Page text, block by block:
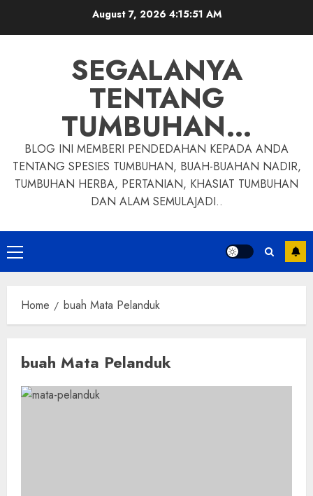
August 7, 2026 4:15:52 AM
SEGALANYA
TENTANG
TUMBUHAN…
BLOG INI MEMBERI PENDEDAHAN KEPADA ANDA
TENTANG SPESIES TUMBUHAN, BUAH-BUAHAN NADIR,
TUMBUHAN HERBA, PERTANIAN, KHASIAT TUMBUHAN
DAN ALAM SEMULAJADI..
Primary
Menu
Home buah Mata Pelanduk
buah Mata Pelanduk